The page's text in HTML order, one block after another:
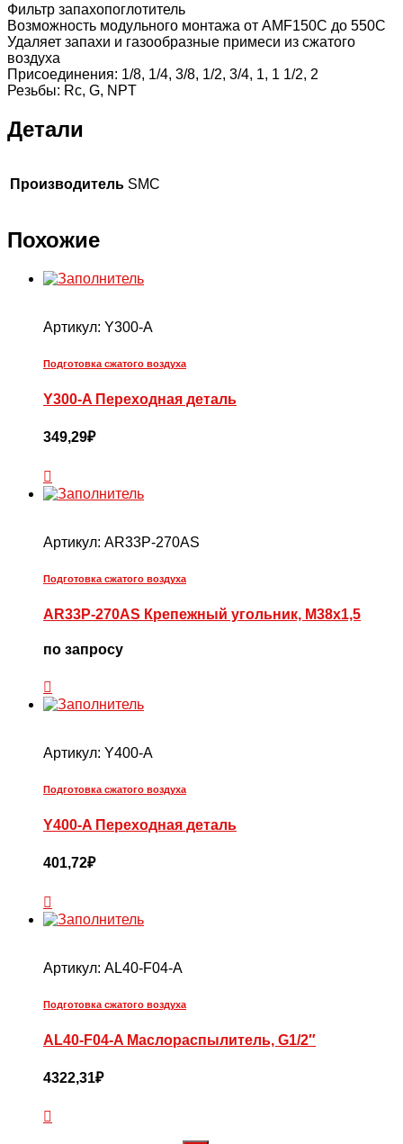
Фильтр запахопоглотитель
Возможность модульного монтажа от AMF150C до 550C
Удаляет запахи и газообразные примеси из сжатого
воздуха
Присоединения: 1/8, 1/4, 3/8, 1/2, 3/4, 1, 1 1/2, 2
Резьбы: Rc, G, NPT
Детали
Производитель SMC
Похожие
Артикул: Y300-A
Подготовка сжатого воздуха
Y300-A Переходная деталь
349,29₽
Артикул: AR33P-270AS
Подготовка сжатого воздуха
AR33P-270AS Крепежный угольник, M38x1,5
по запросу
Артикул: Y400-A
Подготовка сжатого воздуха
Y400-A Переходная деталь
401,72₽
Артикул: AL40-F04-A
Подготовка сжатого воздуха
AL40-F04-A Маслораспылитель, G1/2″
4322,31₽